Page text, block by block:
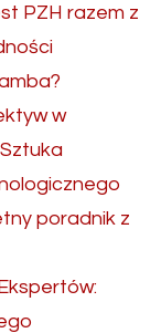
PZH razem z
w
poradnik z